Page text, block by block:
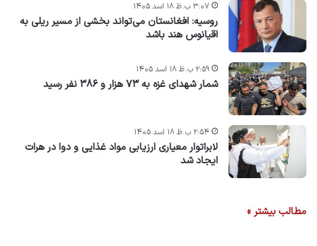
روسیه: افغانستان می‌تواند بخشی از مسیر ریلی به
اقیانوس هند باشد
۳:۰۷ ب.ظ ۱۸ اسد ۱۴۰۵
شمار شهدای غزه به ۷۳ هزار و ۳۸۶ نفر رسید
۲:۵۹ ب.ظ ۱۸ اسد ۱۴۰۵
لابراتوار معیاری ارزیابی مواد غذایی و دوا در هرات
ایجاد شد
۲:۵۴ ب.ظ ۱۸ اسد ۱۴۰۵
مطالب بیشتر »